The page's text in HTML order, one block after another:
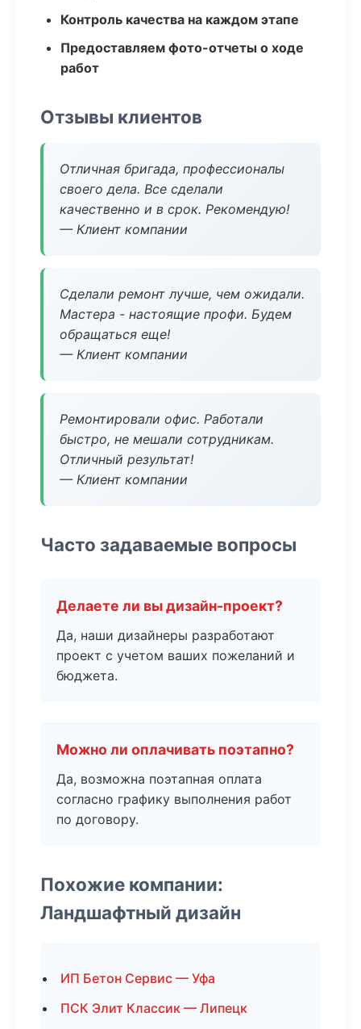
Контроль качества на каждом этапе
Предоставляем фото-отчеты о ходе
работ
Отзывы клиентов
Отличная бригада, профессионалы
своего дела. Все сделали
качественно и в срок. Рекомендую!
— Клиент компании
Сделали ремонт лучше, чем ожидали.
Мастера - настоящие профи. Будем
обращаться еще!
— Клиент компании
Ремонтировали офис. Работали
быстро, не мешали сотрудникам.
Отличный результат!
— Клиент компании
Часто задаваемые вопросы
Делаете ли вы дизайн-проект?
Да, наши дизайнеры разработают
проект с учетом ваших пожеланий и
бюджета.
Можно ли оплачивать поэтапно?
Да, возможна поэтапная оплата
согласно графику выполнения работ
по договору.
Похожие компании:
Ландшафтный дизайн
ИП Бетон Сервис — Уфа
ПСК Элит Классик — Липецк